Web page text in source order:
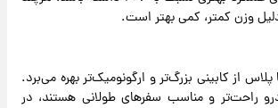
از کابینی بزرگ‌تر و ارگونومیک‌تر بهره می‌برد.
راحت‌تر و مناسب سفرهای طولانی هستند، در